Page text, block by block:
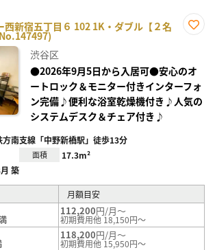
西新宿五丁目６ 102 1K・ダブル【２名
録
渋谷区
●2026年9月5日から入居可●安心のオ
ートロック＆モニター付きインターフォ
ン完備♪便利な浴室乾燥機付き♪人気の
システムデスク＆チェア付き♪
方南支線「中野新橋駅」徒歩13分
面積 17.3m²
築
月額目安
112,200円/月～
初期費用他 18,150円～
118,200円/月～
初期費用他 15,950円～